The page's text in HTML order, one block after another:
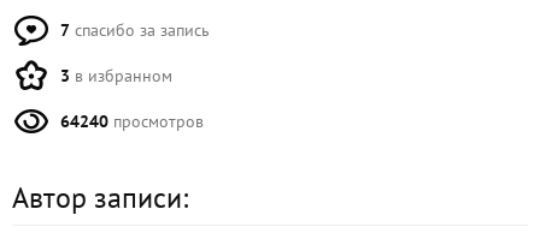
7 спасибо за запись
3 в избранном
64240 просмотров
Автор записи: